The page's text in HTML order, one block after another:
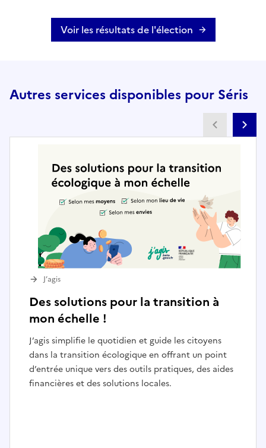
Voir les résultats de l'élection
Autres services disponibles pour Séris
Des solutions pour la transition à
mon échelle !
J’agis simplifie le quotidien et guide les citoyens
dans la transition écologique en offrant un point
d’entrée unique vers des outils pratiques, des aides
financières et des solutions locales.
J’agis